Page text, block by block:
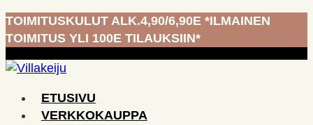
Siirry
sisältöön
TOIMITUSKULUT ALK.4,90/6,90E *ILMAINEN
TOIMITUS YLI 100E TILAUKSIIN*
ETUSIVU
VERKKOKAUPPA